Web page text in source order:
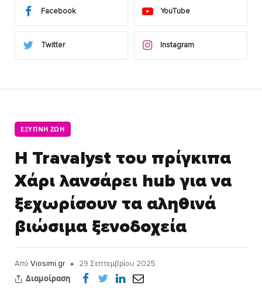
Facebook YouTube
Twitter Instagram
ΈΞΥΠΝΗ ΖΩΉ
Η Travalyst του πρίγκιπα
Χάρι λανσάρει hub για να
ξεχωρίσουν τα αληθινά
βιώσιμα ξενοδοχεία
Από Viosimi.gr
29 Σεπτεμβρίου 2025
Διαμοίραση